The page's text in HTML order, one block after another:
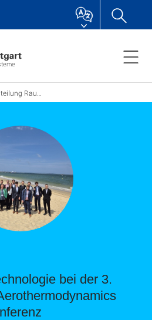
der 3. Flight Vehicles, Aerothermodynamics and Re-entry Konferenz
bei der 3.